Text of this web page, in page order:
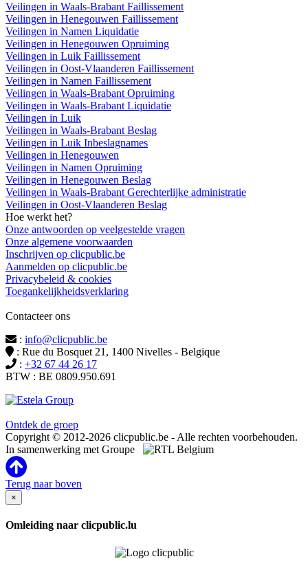
Veilingen in Waals-Brabant Faillissement
Veilingen in Henegouwen Faillissement
Veilingen in Namen Liquidatie
Veilingen in Henegouwen Opruiming
Veilingen in Luik Faillissement
Veilingen in Oost-Vlaanderen Faillissement
Veilingen in Namen Faillissement
Veilingen in Waals-Brabant Opruiming
Veilingen in Waals-Brabant Liquidatie
Veilingen in Luik
Veilingen in Waals-Brabant Beslag
Veilingen in Luik Inbeslagnames
Veilingen in Henegouwen
Veilingen in Namen Opruiming
Veilingen in Henegouwen Beslag
Veilingen in Waals-Brabant Gerechterlijke administratie
Veilingen in Oost-Vlaanderen Beslag
Hoe werkt het?
Onze antwoorden op veelgestelde vragen
Onze algemene voorwaarden
Inschrijven op clicpublic.be
Aanmelden op clicpublic.be
Privacybeleid & cookies
Toegankelijkheidsverklaring
Contacteer ons
: info@clicpublic.be
: Rue du Bosquet 21, 1400 Nivelles - Belgique
: +32 67 44 26 17
BTW : BE 0809.950.691
Ontdek de groep
Copyright © 2012-2026 clicpublic.be - Alle rechten voorbehouden.
In samenwerking met Groupe
Terug naar boven
×
Omleiding naar clicpublic.lu